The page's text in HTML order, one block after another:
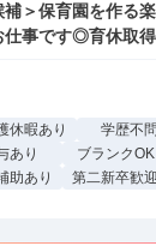
＞保育園を作る
仕事です◎育休取
休暇あり 学歴不問
あり ブランクOK
助あり 第二新卒歓迎